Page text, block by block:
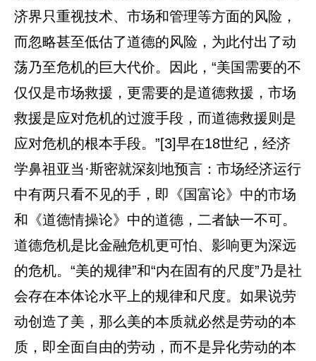
济界只重视技术、市场和管理等方面的风险，
而忽略甚至低估了道德的风险，为此付出了动
荡乃至危机的巨大代价。因此，“美国需要的不
仅仅是市场救援，更需要的是道德救援，市场
救援是应对危机的过渡手段，而道德救援则是
应对危机的根本手段。”[3]早在18世纪，经济
学鼻祖亚当·斯密就深刻地预言：市场经济运行
中有两只看不见的手，即《国富论》中的市场
和《道德情操论》中的道德，二者缺一不可。
道德危机是比金融危机更可怕、影响更为深远
的危机。“美的规律”和“内在固有的尺度”乃是社
会存在本体论水平上的规律和尺度。如果说劳
动创造了美，那么美的本质就必然是劳动的本
质，即全面自由的劳动，而不是异化劳动的本